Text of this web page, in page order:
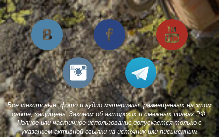
Все текстовые, фото и аудио материалы, размещенных на этом
сайте, защищены Законом об авторских и смежных правах РФ.
Полное или частичное использование допускается только с
указанием активной ссылки на источник или письменным